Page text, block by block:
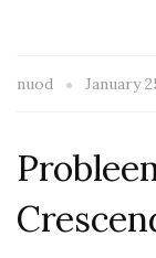
nuod January